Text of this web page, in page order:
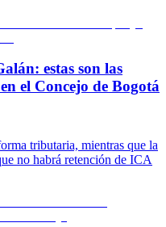
estas son las
el Concejo de Bogotá
tributaria, mientras que la
no habrá retención de ICA